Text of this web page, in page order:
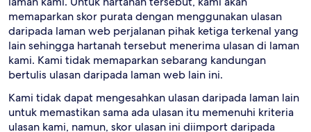
memaparkan skor purata dengan menggunakan ulasan
daripada laman web perjalanan pihak ketiga terkenal yang
lain sehingga hartanah tersebut menerima ulasan di laman
kami. Kami tidak memaparkan sebarang kandungan
bertulis ulasan daripada laman web lain ini.
Kami tidak dapat mengesahkan ulasan daripada laman lain
untuk memastikan sama ada ulasan itu memenuhi kriteria
ulasan kami, namun, skor ulasan ini diimport daripada